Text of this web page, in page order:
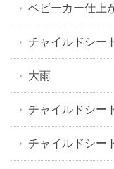
ベビーカー仕上
チャイルドシー
大雨
チャイルドシー
チャイルドシー